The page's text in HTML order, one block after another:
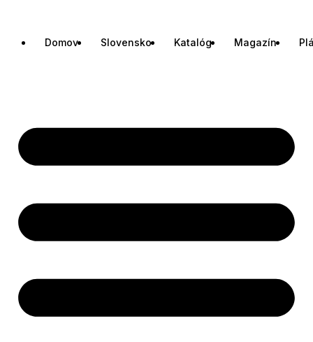
Domov Slovensko Katalóg Magazín